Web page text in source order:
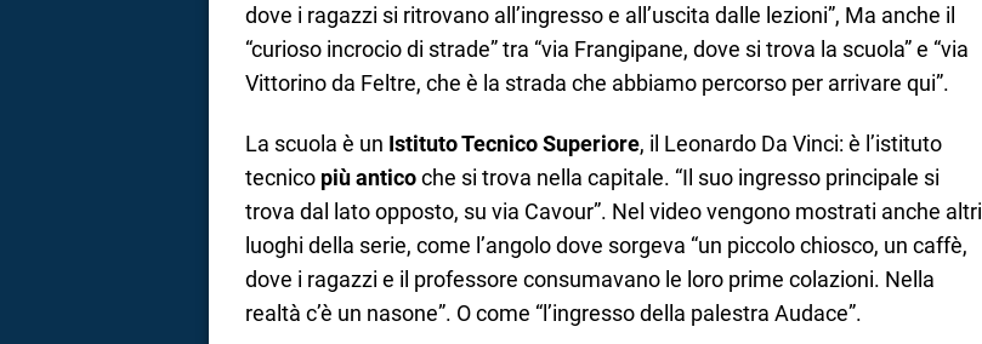
dove i ragazzi si ritrovano all’ingresso e all’uscita dalle lezioni”, Ma anche il
“curioso incrocio di strade” tra “via Frangipane, dove si trova la scuola” e “via
Vittorino da Feltre, che è la strada che abbiamo percorso per arrivare qui”.
La scuola è un Istituto Tecnico Superiore, il Leonardo Da Vinci: è l’istituto
tecnico più anticoche si trova nella capitale. “Il suo ingresso principale si
trova dal lato opposto, su via Cavour”. Nel video vengono mostrati anche altri
luoghi della serie, come l’angolo dove sorgeva “un piccolo chiosco, un caffè,
dove i ragazzi e il professore consumavano le loro prime colazioni. Nella
realtà c’è un nasone”. O come “l’ingresso della palestra Audace”.